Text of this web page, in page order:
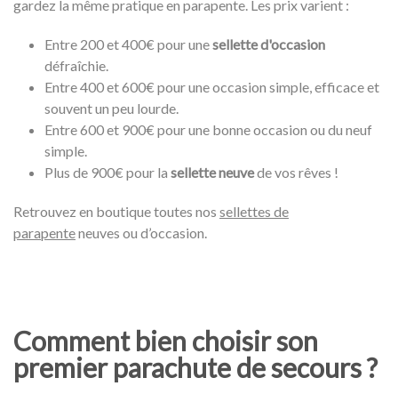
gardez la même pratique en parapente. Les prix varient :
Entre 200 et 400€ pour unesellette d'occasion
défraîchie.
Entre 400 et 600€ pour une occasion simple, efficace et
souvent un peu lourde.
Entre 600 et 900€ pour une bonne occasion ou du neuf
simple.
Plus de 900€ pour la sellette neuvede vos rêves !
Retrouvez en boutique toutes nos sellettes de
parapenteneuves ou d’occasion.
Comment bien choisir son
premier parachute de secours ?